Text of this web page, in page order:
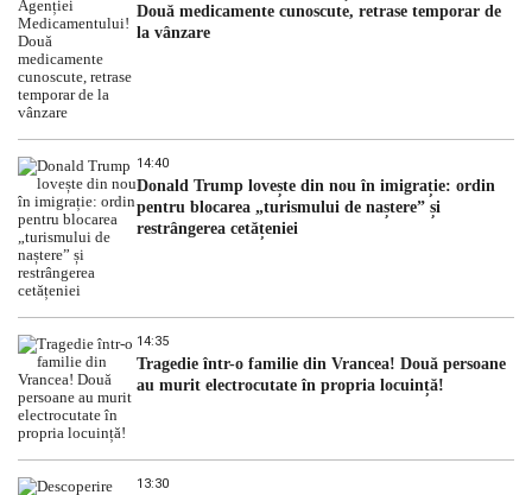
Două medicamente cunoscute, retrase temporar de
la vânzare
14:40
Donald Trump lovește din nou în imigrație: ordin
pentru blocarea „turismului de naștere” și
restrângerea cetățeniei
14:35
Tragedie într-o familie din Vrancea! Două persoane
au murit electrocutate în propria locuință!
13:30